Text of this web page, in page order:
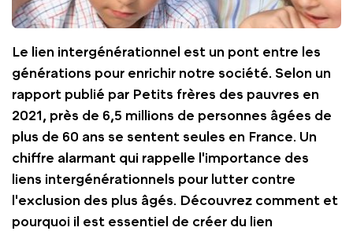
Le lien intergénérationnel est un pont entre les
générations pour enrichir notre société. Selon un
rapport publié par Petits frères des pauvres en
2021, près de 6,5 millions de personnes âgées de
plus de 60 ans se sentent seules en France. Un
chiffre alarmant qui rappelle l'importance des
liens intergénérationnels pour lutter contre
l'exclusion des plus âgés. Découvrez comment et
pourquoi il est essentiel de créer du lien